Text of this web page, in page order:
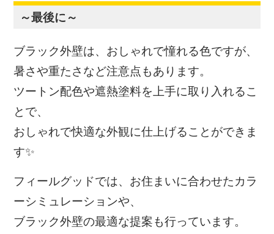
～最後に～
ブラック外壁は、おしゃれで憧れる色ですが、
暑さや重たさなど注意点もあります。
ツートン配色や遮熱塗料を上手に取り入れるこ
とで、
おしゃれで快適な外観に仕上げることができま
す✨
フィールグッドでは、お住まいに合わせたカラ
ーシミュレーションや、
ブラック外壁の最適な提案も行っています。